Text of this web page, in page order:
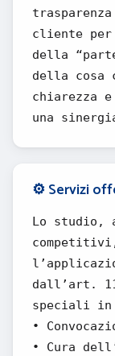
cliente
della
della cosa
chiarezza
una
⚙️ Servizi
Lo studio,
dall’art.
speciali in
•
• Cura